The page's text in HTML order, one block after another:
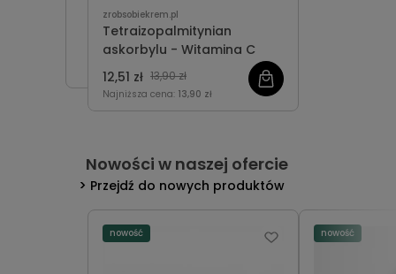
zrobsobiekrem.pl
Tetraizopalmitynian
askorbylu - Witamina C
12,51 zł 13,90 zł
Najniższa cena: 13,90 zł
Nowości w naszej ofercie
Przejdź do nowych produktów
nowość nowość